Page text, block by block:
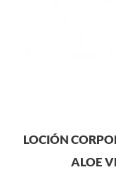
LOCIÓN
ALOE